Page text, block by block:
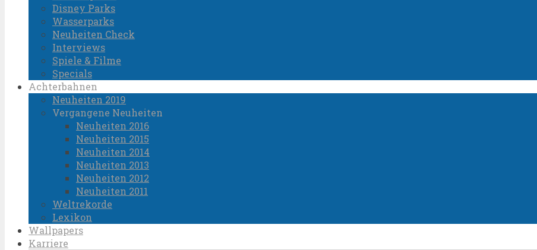
Disney Parks
Wasserparks
Neuheiten Check
Interviews
Spiele & Filme
Specials
Achterbahnen
Neuheiten 2019
Vergangene Neuheiten
Neuheiten 2016
Neuheiten 2015
Neuheiten 2014
Neuheiten 2013
Neuheiten 2012
Neuheiten 2011
Weltrekorde
Lexikon
Wallpapers
Karriere